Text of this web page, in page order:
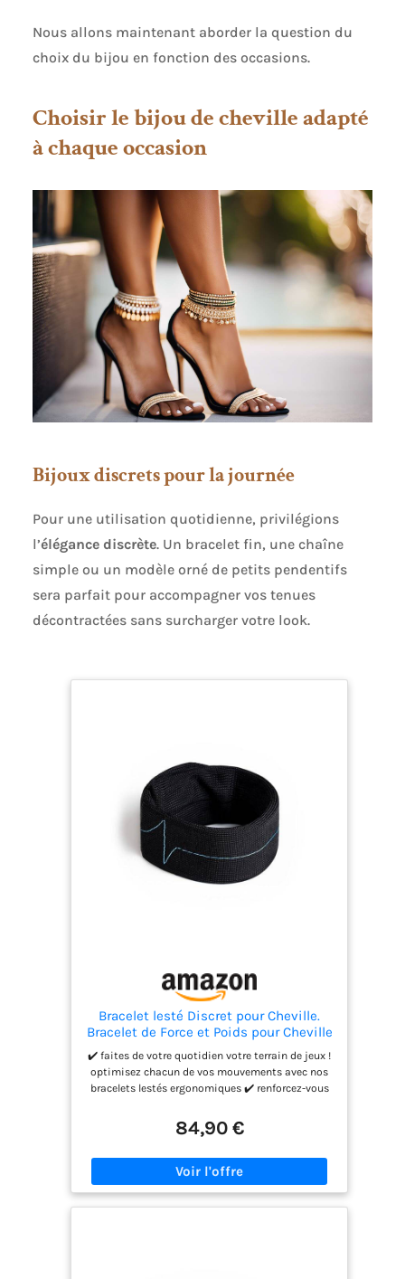
des bijoux parfaits pour un usage quotidien.
à nous contacter si vous avez des questions.
Nous allons maintenant aborder la question du
choix du bijou en fonction des occasions.
Choisir le bijou de cheville adapté
à chaque occasion
Bijoux discrets pour la journée
Pour une utilisation quotidienne, privilégions
l’élégance discrète. Un bracelet fin, une chaîne
simple ou un modèle orné de petits pendentifs
sera parfait pour accompagner vos tenues
décontractées sans surcharger votre look.
Bracelet lesté Discret pour Cheville.
Bracelet de Force et Poids pour Cheville
de 500g - Renforcez-Vous
intelligemment et Faites de Votre
Quotidien Votre séance de Sport
spécialisée
✔️ faites de votre quotidien votre terrain de jeux !
optimisez chacun de vos mouvements avec nos
bracelets lestés ergonomiques ✔️ renforcez-vous
500g, minutieusement choisi, augmente votre
activité musculaire, ce qui vous renforce en
✔️ un bijou fonctionnel : conçu pour vous, nos
bracelets sont réfléchis depuis des années afin
84,90 €